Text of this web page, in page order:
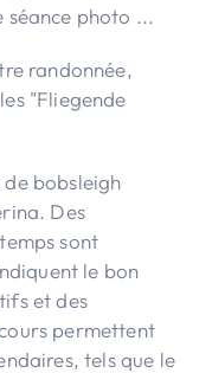
photo ...
randonnée,
"Fliegende
de bobsleigh
Des
sont
le bon
et des
permettent
tels que le